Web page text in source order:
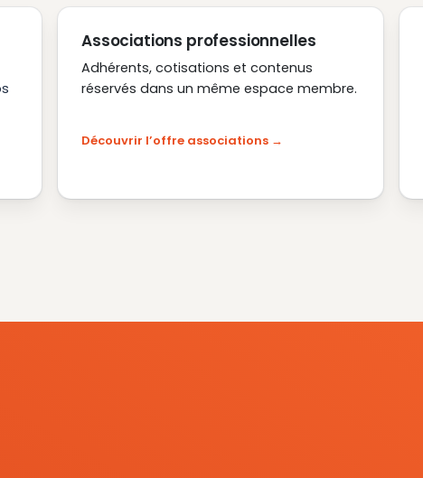
Associations professionnelles
Adhérents, cotisations et contenus
réservés dans un même espace membre.
Découvrir l’offre associations